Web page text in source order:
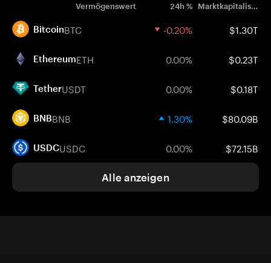
Vermögenswert 24h % Marktkapitalisierung
BitcoinBTC -0.20% $1.30T
EthereumETH 0.00% $0.23T
TetherUSDT 0.00% $0.18T
BNBBNB 1.30% $80.09B
USDCUSDC 0.00% $72.15B
Alle anzeigen